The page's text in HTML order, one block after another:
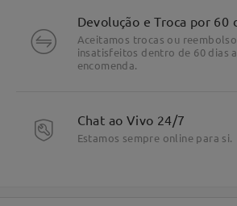
Devolução e Troca por 60
Aceitamos trocas ou
insatisfeitos dentro de 60 dias
encomenda.
Chat ao Vivo 24/7
Estamos sempre online para si.